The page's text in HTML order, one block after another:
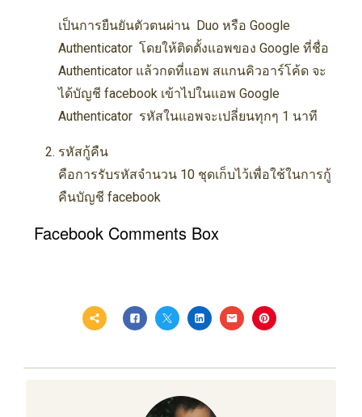
เป็นการยืนยันตัวตนผ่าน Duo หรือ Google
Authenticator โดยให้ติดตั้งแอพของ Google ที่ชื่อ
Authenticator แล้วกดที่แอพ สแกนคิวอาร์โค้ด จะ
ได้บัญชี facebook เข้าไปในแอพ Google
Authenticator รหัสในแอพจะเปลี่ยนทุกๆ 1 นาที
รหัสกู้คืน
คือการรับรหัสจำนวน 10 ชุดเก็บไว้เพื่อใช้ในการกู้
คืนบัญชี facebook
Facebook Comments Box